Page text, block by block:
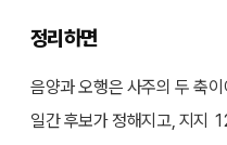
정리하면
음양과 오행은 사주의 두 축
일간 후보가 정해지고, 지지